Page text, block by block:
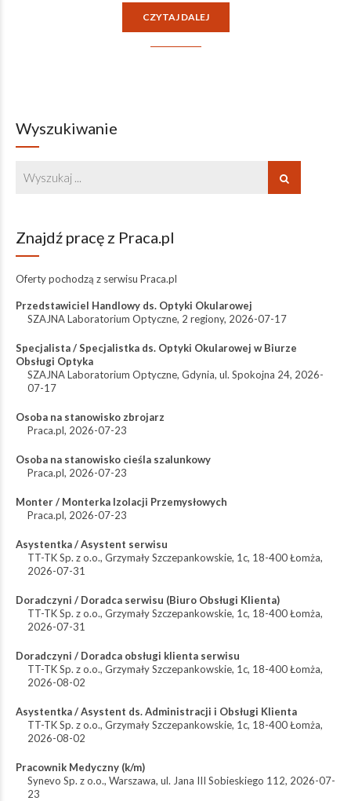
CZYTAJ DALEJ
Wyszukiwanie
Znajdź pracę z Praca.pl
Oferty pochodzą z serwisu Praca.pl
Przedstawiciel Handlowy ds. Optyki Okularowej
SZAJNA Laboratorium Optyczne, 2 regiony, 2026-07-17
Specjalista / Specjalistka ds. Optyki Okularowej w Biurze
Obsługi Optyka
SZAJNA Laboratorium Optyczne, Gdynia, ul. Spokojna 24, 2026-
07-17
Osoba na stanowisko zbrojarz
Praca.pl, 2026-07-23
Osoba na stanowisko cieśla szalunkowy
Praca.pl, 2026-07-23
Monter / Monterka Izolacji Przemysłowych
Praca.pl, 2026-07-23
Asystentka / Asystent serwisu
TT-TK Sp. z o.o., Grzymały Szczepankowskie, 1c, 18-400 Łomża,
2026-07-31
Doradczyni / Doradca serwisu (Biuro Obsługi Klienta)
TT-TK Sp. z o.o., Grzymały Szczepankowskie, 1c, 18-400 Łomża,
2026-07-31
Doradczyni / Doradca obsługi klienta serwisu
TT-TK Sp. z o.o., Grzymały Szczepankowskie, 1c, 18-400 Łomża,
2026-08-02
Asystentka / Asystent ds. Administracji i Obsługi Klienta
TT-TK Sp. z o.o., Grzymały Szczepankowskie, 1c, 18-400 Łomża,
2026-08-02
Pracownik Medyczny (k/m)
Synevo Sp. z o.o., Warszawa, ul. Jana III Sobieskiego 112​, 2026-07-
23